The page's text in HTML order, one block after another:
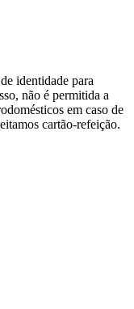
identidade para
não é permitida a
em caso de
cartão-refeição.